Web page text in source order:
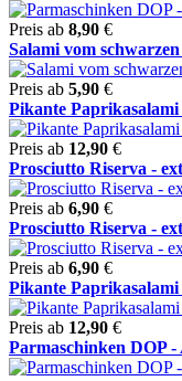
Preis ab 8,90 €
Salami vom
Preis ab 5,90 €
Pikante
Preis ab 12,90 €
Prosciutto Riserva -
Preis ab 6,90 €
Prosciutto Riserva -
Preis ab 6,90 €
Pikante
Preis ab 12,90 €
Parmaschinken DOP